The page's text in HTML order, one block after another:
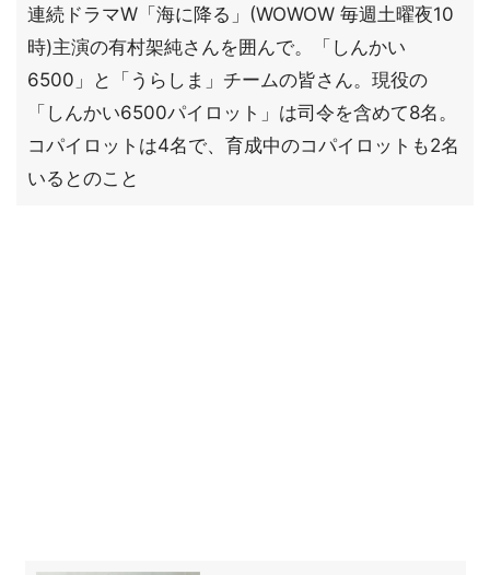
連続ドラマW「海に降る」(WOWOW 毎週土曜夜10
時)主演の有村架純さんを囲んで。「しんかい
6500」と「うらしま」チームの皆さん。現役の
「しんかい6500パイロット」は司令を含めて8名。
コパイロットは4名で、育成中のコパイロットも2名
いるとのこと